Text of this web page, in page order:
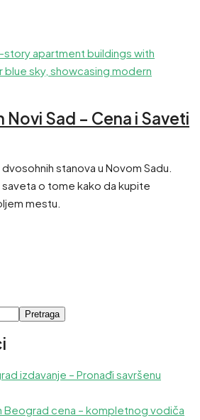
Sad – Cena i Saveti
stanova u Novom Sadu.
o tome kako da kupite
mestu.
Pretraga
izdavanje – Pronađi savršenu
Beograd cena – kompletnog vodiča